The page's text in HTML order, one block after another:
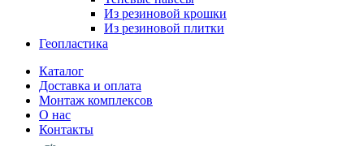
Из резиновой крошки
Из резиновой плитки
Геопластика
Каталог
Доставка и оплата
Монтаж комплексов
О нас
Контакты